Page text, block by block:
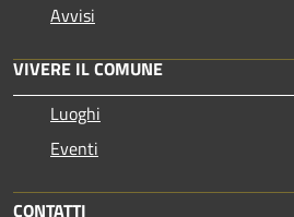
Avvisi
VIVERE IL COMUNE
Luoghi
Eventi
CONTATTI